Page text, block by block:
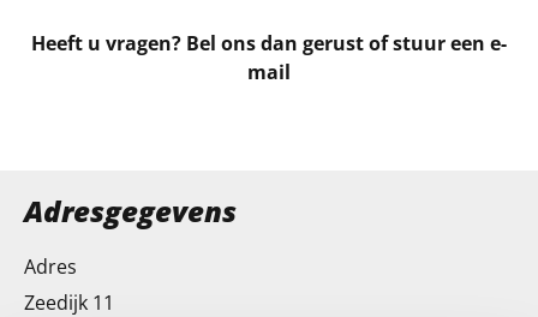
Heeft u vragen? Bel ons dan gerust of stuur een e-
mail
Adresgegevens
Adres
Zeedijk 11